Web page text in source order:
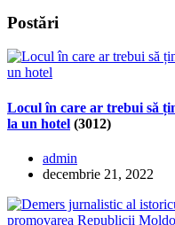
Postări
Locul în care ar trebui să
la un hotel (3012)
admin
decembrie 21, 2022